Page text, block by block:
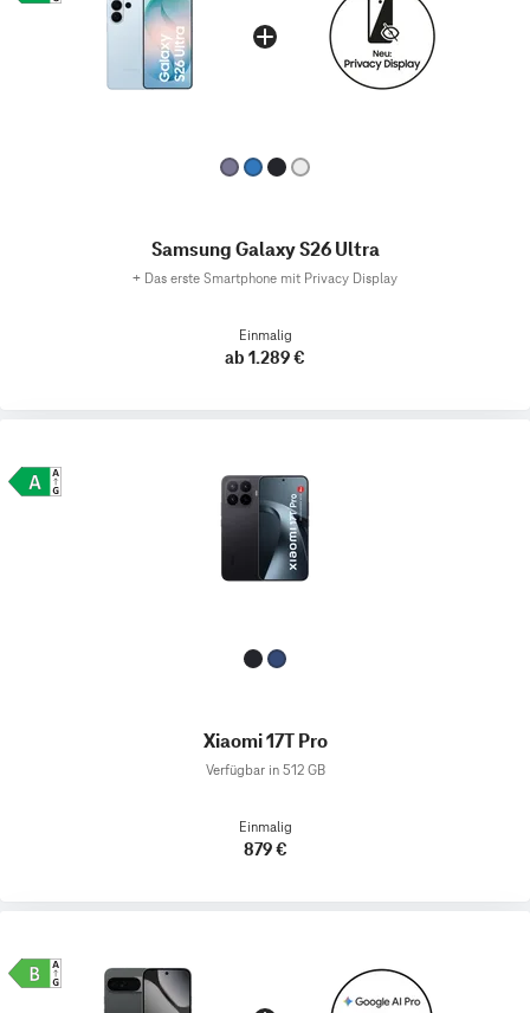
Samsung Galaxy S26 Ultra
+ Das erste Smartphone mit Privacy Display
Einmalig
ab 1.289 €
Xiaomi 17T Pro
Verfügbar in 512 GB
Einmalig
879 €